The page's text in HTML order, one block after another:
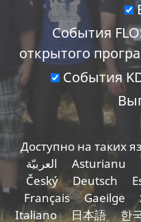
События
открытого
События
Доступно на таких
العربيّة
Asturianu
Český
Deutsch
Français
Gaeilge
Italiano
日本語 한